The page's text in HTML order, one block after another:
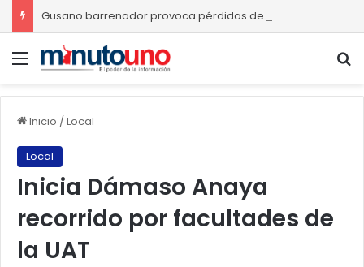
Menú
Inicio /Local
Local
Inicia Dámaso Anaya
recorrido por facultades de
la UAT